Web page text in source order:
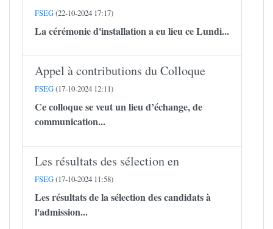
FSEG(22-10-2024 17:17)
La cérémonie d'installation a eu lieu ce Lundi...
Appel à contributions du Colloque
FSEG(17-10-2024 12:11)
Ce colloque se veut un lieu d’échange, de
communication...
Les résultats des sélection en
FSEG(17-10-2024 11:58)
Les résultats de la sélection des candidats à
l'admission...